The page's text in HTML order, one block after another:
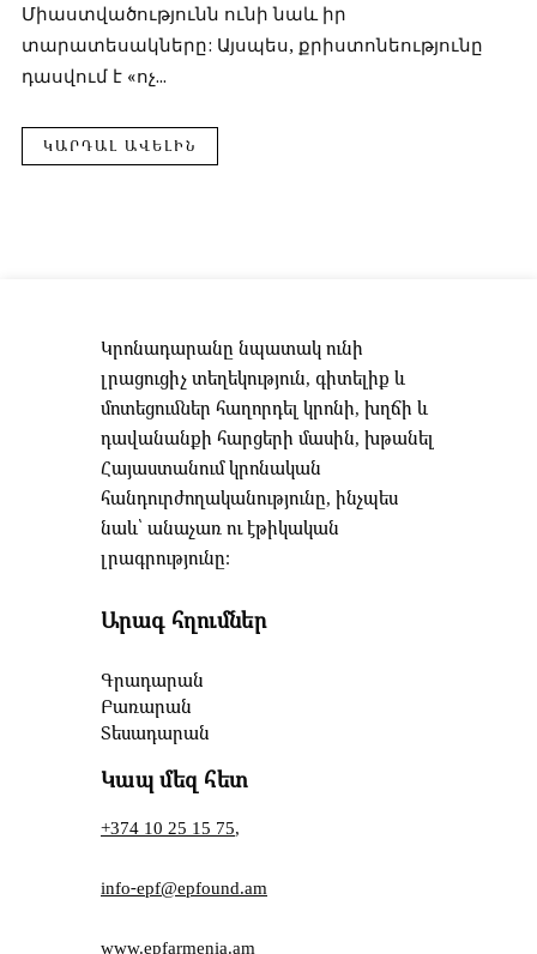
Միաստվածությունն ունի նաև իր
տարատեսակները: Այսպես, քրիստոնեությունը
դասվում է «ոչ...
ԿԱՐԴԱԼ ԱՎԵԼԻՆ
Կրոնադարանը նպատակ ունի
լրացուցիչ տեղեկություն, գիտելիք և
մոտեցումներ հաղորդել կրոնի, խղճի և
դավանանքի հարցերի մասին, խթանել
Հայաստանում կրոնական
հանդուրժողականությունը, ինչպես
նաև՝ անաչառ ու էթիկական
լրագրությունը։
Արագ հղումներ
Գրադարան
Բառարան
Տեսադարան
Կապ մեզ հետ
+374 10 25 15 75,
info-epf@epfound.am
www.epfarmenia.am